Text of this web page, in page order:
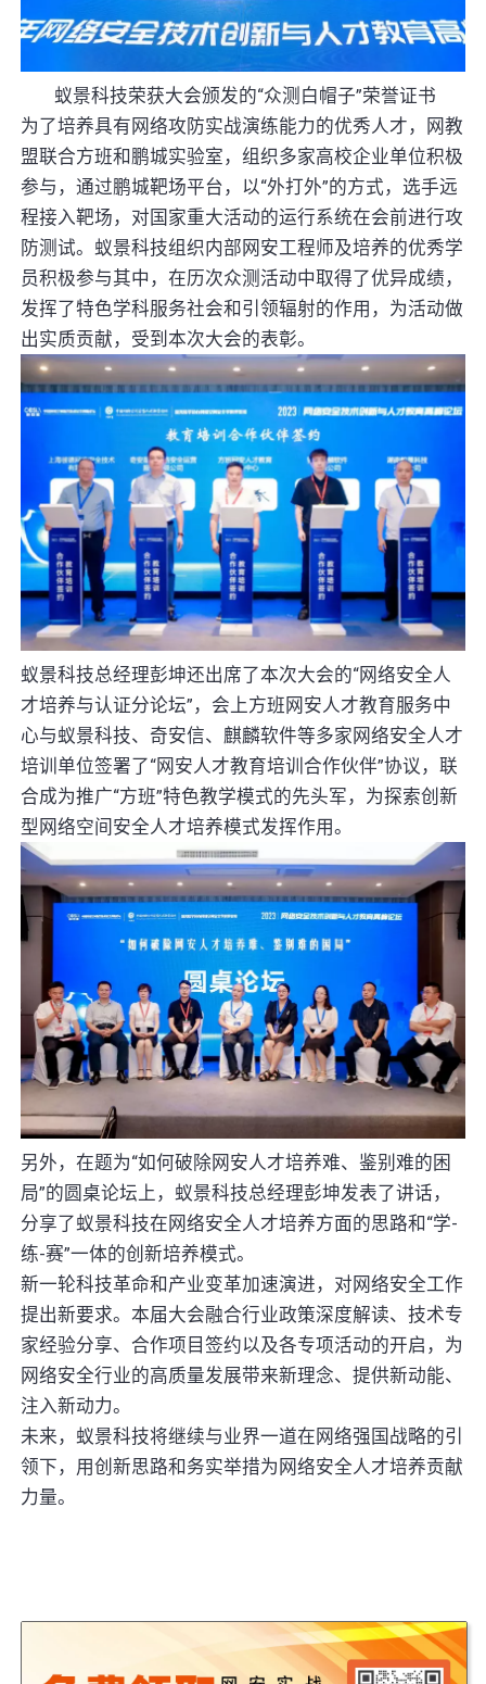
蚁景科技荣获大会颁发的“众测白帽子”荣誉证书
为了培养具有网络攻防实战演练能力的优秀人才，网教
盟联合方班和鹏城实验室，组织多家高校企业单位积极
参与，通过鹏城靶场平台，以“外打外”的方式，选手远
程接入靶场，对国家重大活动的运行系统在会前进行攻
防测试。蚁景科技组织内部网安工程师及培养的优秀学
员积极参与其中，在历次众测活动中取得了优异成绩，
发挥了特色学科服务社会和引领辐射的作用，为活动做
出实质贡献，受到本次大会的表彰。
蚁景科技总经理彭坤还出席了本次大会的“网络安全人
才培养与认证分论坛”，会上方班网安人才教育服务中
心与蚁景科技、奇安信、麒麟软件等多家网络安全人才
培训单位签署了“网安人才教育培训合作伙伴”协议，联
合成为推广“方班”特色教学模式的先头军，为探索创新
型网络空间安全人才培养模式发挥作用。
另外，在题为“如何破除网安人才培养难、鉴别难的困
局”的圆桌论坛上，蚁景科技总经理彭坤发表了讲话，
分享了蚁景科技在网络安全人才培养方面的思路和“学-
练-赛”一体的创新培养模式。
新一轮科技革命和产业变革加速演进，对网络安全工作
提出新要求。本届大会融合行业政策深度解读、技术专
家经验分享、合作项目签约以及各专项活动的开启，为
网络安全行业的高质量发展带来新理念、提供新动能、
注入新动力。
未来，蚁景科技将继续与业界一道在网络强国战略的引
领下，用创新思路和务实举措为网络安全人才培养贡献
力量。